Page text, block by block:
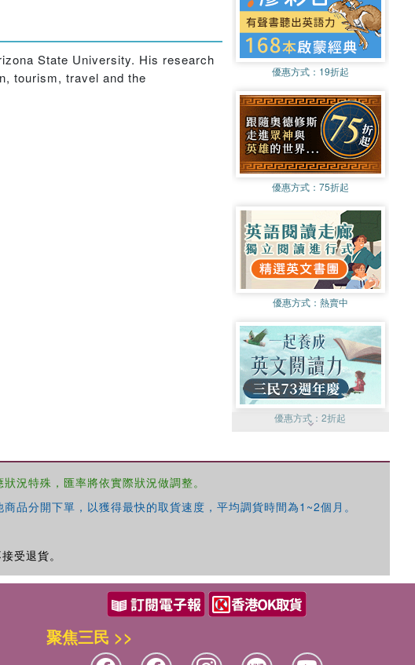
State University. His research
tourism, travel and the
優惠方式： 19折起
優惠方式： 75折起
優惠方式： 熱賣中
優惠方式：2折起
況特殊，匯率將依實際狀況做調整。
品分開下單，以獲得最快的取貨速度，平均調貨時間為1~2個月。
受退貨。
聚焦三民 >>